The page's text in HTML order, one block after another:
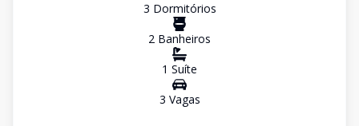
3 Dormitórios
2 Banheiros
1 Suíte
3 Vagas